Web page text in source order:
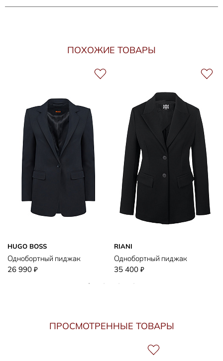
ПОХОЖИЕ ТОВАРЫ
HUGO BOSS
Однобортный пиджак
26 990 ₽
RIANI
Однобортный пиджак
35 400 ₽
ПРОСМОТРЕННЫЕ ТОВАРЫ